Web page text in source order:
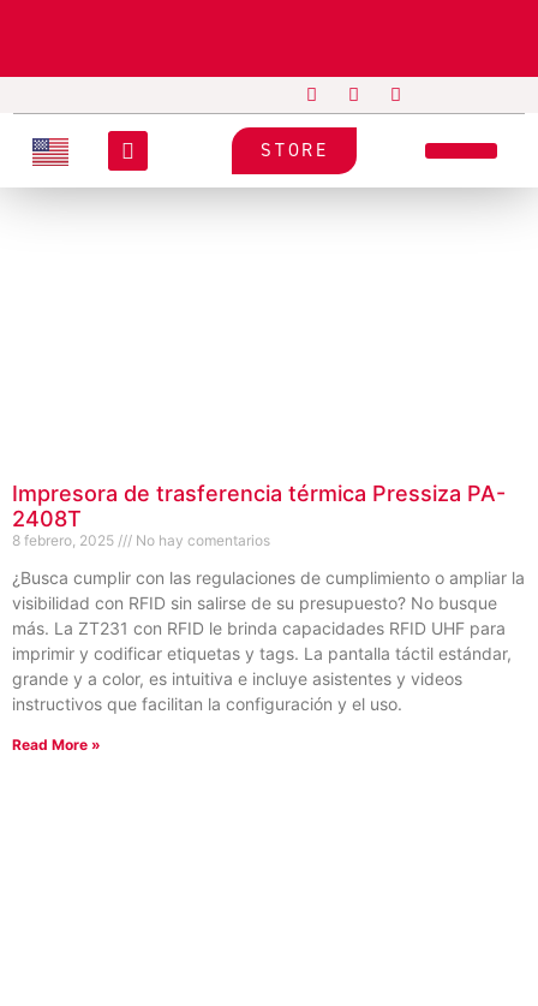
STORE
Impresora de trasferencia térmica Pressiza PA-
2408T
8 febrero, 2025 No hay comentarios
¿Busca cumplir con las regulaciones de cumplimiento o ampliar la
visibilidad con RFID sin salirse de su presupuesto? No busque
más. La ZT231 con RFID le brinda capacidades RFID UHF para
imprimir y codificar etiquetas y tags. La pantalla táctil estándar,
grande y a color, es intuitiva e incluye asistentes y videos
instructivos que facilitan la configuración y el uso.
Read More »